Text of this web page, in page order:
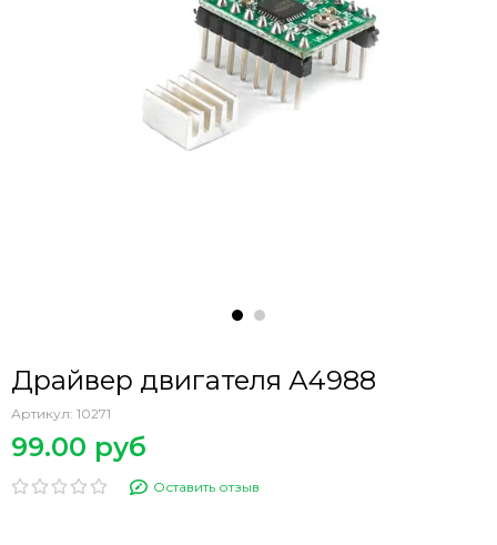
Драйвер двигателя А4988
Артикул: 10271
99.00 руб
Оставить отзыв